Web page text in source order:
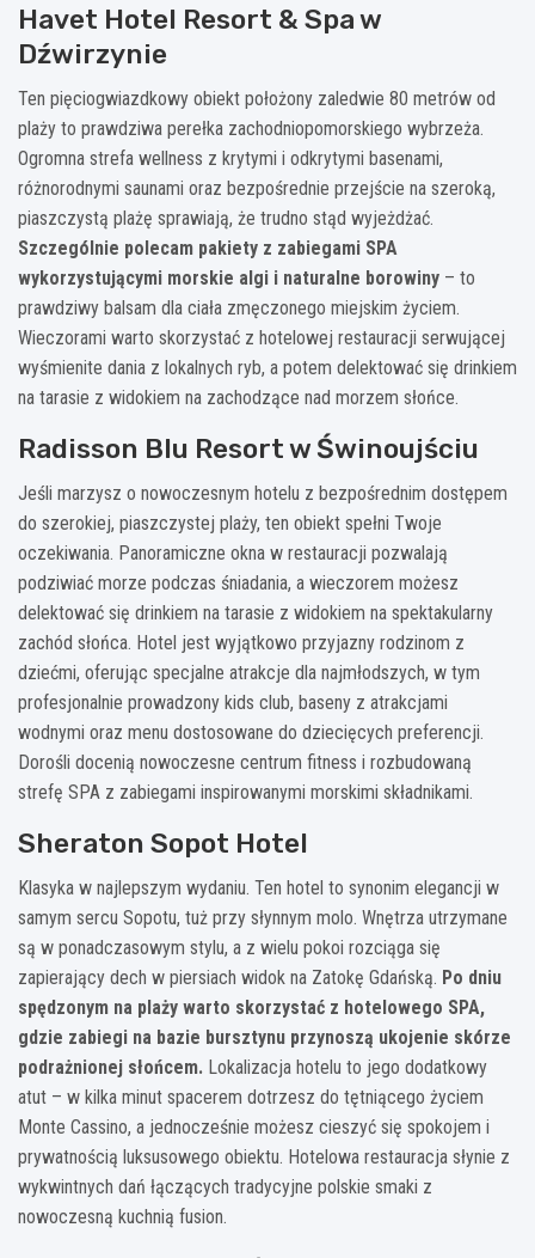
Havet Hotel Resort & Spa w
Dźwirzynie
Ten pięciogwiazdkowy obiekt położony zaledwie 80 metrów od
plaży to prawdziwa perełka zachodniopomorskiego wybrzeża.
Ogromna strefa wellness z krytymi i odkrytymi basenami,
różnorodnymi saunami oraz bezpośrednie przejście na szeroką,
piaszczystą plażę sprawiają, że trudno stąd wyjeżdżać.
Szczególnie polecam pakiety z zabiegami SPA
wykorzystującymi morskie algi i naturalne borowiny – to
prawdziwy balsam dla ciała zmęczonego miejskim życiem.
Wieczorami warto skorzystać z hotelowej restauracji serwującej
wyśmienite dania z lokalnych ryb, a potem delektować się drinkiem
na tarasie z widokiem na zachodzące nad morzem słońce.
Radisson Blu Resort w Świnoujściu
Jeśli marzysz o nowoczesnym hotelu z bezpośrednim dostępem
do szerokiej, piaszczystej plaży, ten obiekt spełni Twoje
oczekiwania. Panoramiczne okna w restauracji pozwalają
podziwiać morze podczas śniadania, a wieczorem możesz
delektować się drinkiem na tarasie z widokiem na spektakularny
zachód słońca. Hotel jest wyjątkowo przyjazny rodzinom z
dziećmi, oferując specjalne atrakcje dla najmłodszych, w tym
profesjonalnie prowadzony kids club, baseny z atrakcjami
wodnymi oraz menu dostosowane do dziecięcych preferencji.
Dorośli docenią nowoczesne centrum fitness i rozbudowaną
strefę SPA z zabiegami inspirowanymi morskimi składnikami.
Sheraton Sopot Hotel
Klasyka w najlepszym wydaniu. Ten hotel to synonim elegancji w
samym sercu Sopotu, tuż przy słynnym molo. Wnętrza utrzymane
są w ponadczasowym stylu, a z wielu pokoi rozciąga się
zapierający dech w piersiach widok na Zatokę Gdańską. Po dniu
spędzonym na plaży warto skorzystać z hotelowego SPA,
gdzie zabiegi na bazie bursztynu przynoszą ukojenie skórze
podrażnionej słońcem. Lokalizacja hotelu to jego dodatkowy
atut – w kilka minut spacerem dotrzesz do tętniącego życiem
Monte Cassino, a jednocześnie możesz cieszyć się spokojem i
prywatnością luksusowego obiektu. Hotelowa restauracja słynie z
wykwintnych dań łączących tradycyjne polskie smaki z
nowoczesną kuchnią fusion.